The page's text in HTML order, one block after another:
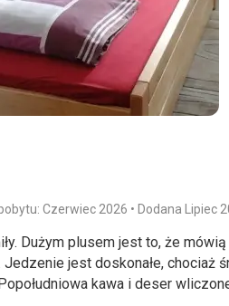
Czerwiec 2026 Dodana Lipiec
Dużym plusem jest to, że
jest doskonałe, chociaż
kawa i deser